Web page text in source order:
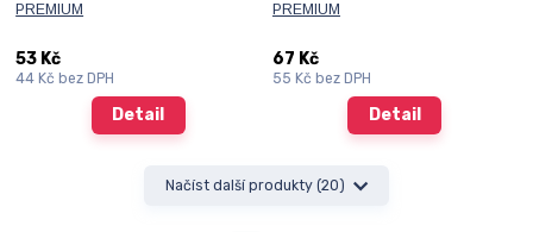
PREMIUM
53 Kč
44 Kčbez DPH
Detail
PREMIUM
67 Kč
55 Kč bez DPH
Detail
Načíst další produkty (20)